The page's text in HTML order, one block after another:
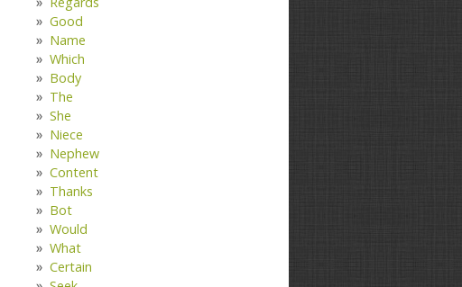
Good
Name
Which
Body
The
She
Niece
Nephew
Content
Thanks
Bot
Would
What
Certain